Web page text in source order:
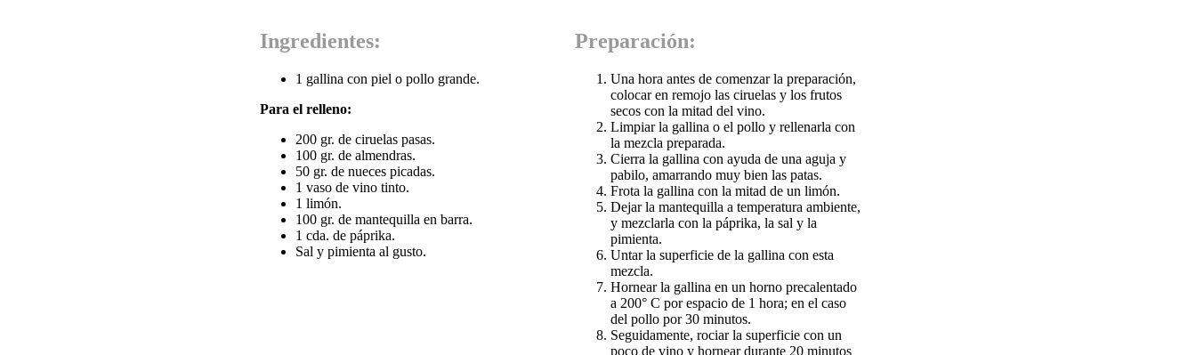
Ingredientes:
1 gallina con piel o pollo grande.
Para el relleno:
200 gr. de ciruelas pasas.
100 gr. de almendras.
50 gr. de nueces picadas.
1 vaso de vino tinto.
1 limón.
100 gr. de mantequilla en barra.
1 cda. de páprika.
Sal y pimienta al gusto.
Preparación:
Una hora antes de comenzar la preparación,
colocar en remojo las ciruelas y los frutos
secos con la mitad del vino.
Limpiar la gallina o el pollo y rellenarla con
la mezcla preparada.
Cierra la gallina con ayuda de una aguja y
pabilo, amarrando muy bien las patas.
Frota la gallina con la mitad de un limón.
Dejar la mantequilla a temperatura ambiente,
y mezclarla con la páprika, la sal y la
pimienta.
Untar la superficie de la gallina con esta
mezcla.
Hornear la gallina en un horno precalentado
a 200° C por espacio de 1 hora; en el caso
del pollo por 30 minutos.
Seguidamente, rociar la superficie con un
poco de vino y hornear durante 20 minutos